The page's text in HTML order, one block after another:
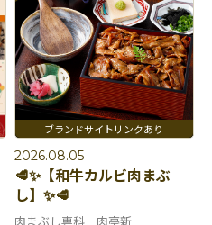
2026.08.05
🥩✨【和牛カルビ肉まぶ
し】✨🥩
肉まぶし専科 肉亭新